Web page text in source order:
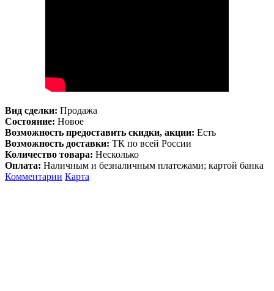
Вид сделки: Продажа
Состояние: Новое
Возможность предоставить скидки, акции: Есть
Возможность доставки: ТК по всей России
Количество товара: Несколько
Оплата: Наличным и безналичным платежами; картой банка
Комментарии Карта